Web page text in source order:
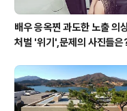
배우 응옥찐 과도한 노출 의
처벌 '위기',문제의 사진들